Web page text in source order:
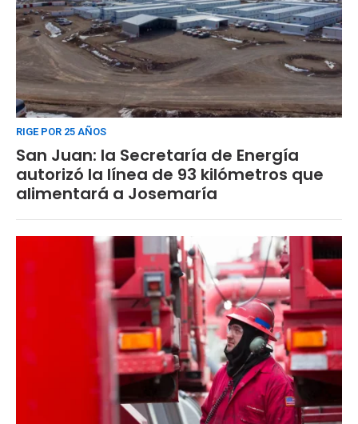
RIGE POR 25 AÑOS
San Juan: la Secretaría de Energía
autorizó la línea de 93 kilómetros que
alimentará a Josemaría